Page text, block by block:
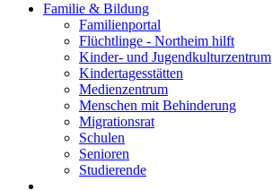
Familie & Bildung
Familienportal
Flüchtlinge - Northeim hilft
Kinder- und Jugendkulturzentrum
Kindertagesstätten
Medienzentrum
Menschen mit Behinderung
Migrationsrat
Schulen
Senioren
Studierende